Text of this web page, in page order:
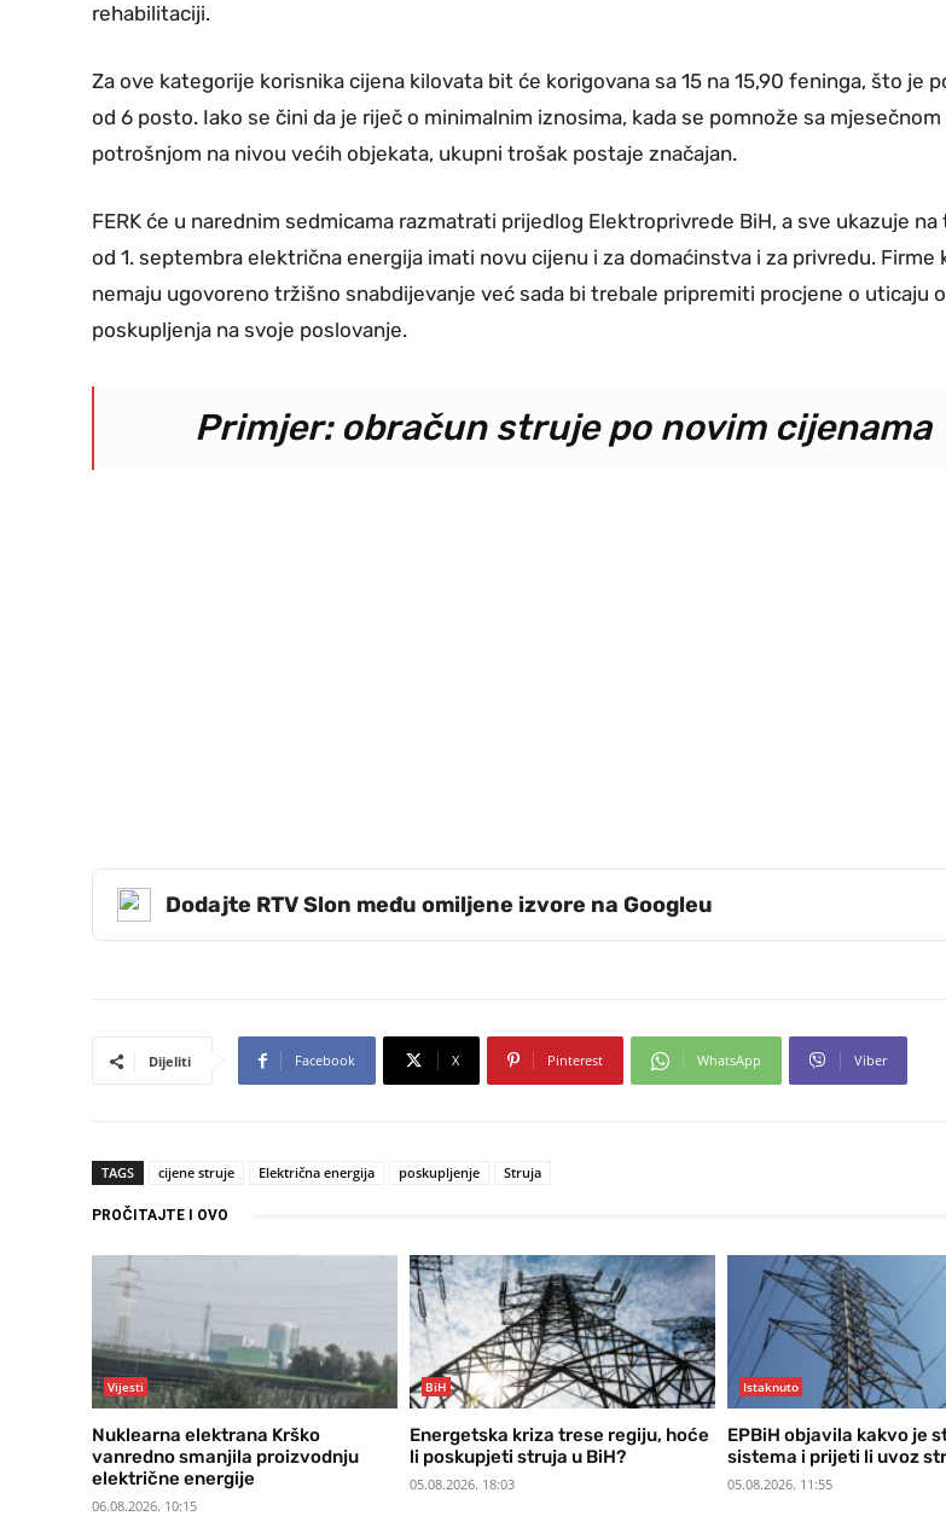
rehabilitaciji.
Za ove kategorije korisnika cijena kilovata bit će korigovana sa 15 na 15,90 feninga, što je
od 6 posto. Iako se čini da je riječ o minimalnim iznosima, kada se pomnože sa mjesečnom
potrošnjom na nivou većih objekata, ukupni trošak postaje značajan.
FERK će u narednim sedmicama razmatrati prijedlog Elektroprivrede BiH, a sve ukazuje na
od 1. septembra električna energija imati novu cijenu i za domaćinstva i za privredu. Firme
nemaju ugovoreno tržišno snabdijevanje već sada bi trebale pripremiti procjene o uticaju
poskupljenja na svoje poslovanje.
Primjer: obračun struje po novim cijenama
Dodajte RTV Slon među omiljene izvore na Googleu
Dijeliti Facebook X Pinterest WhatsApp Viber
TAGS cijene struje Električna energija poskupljenje Struja
PROČITAJTE I OVO
Vijesti
Nuklearna elektrana Krško
vanredno smanjila proizvodnju
električne energije
06.08.2026. 10:15
BiH
Energetska kriza trese regiju, hoće
li poskupjeti struja u BiH?
05.08.2026. 18:03
Istaknuto
EPBiH objavila kakvo je
sistema i prijeti li uvoz
05.08.2026. 11:55